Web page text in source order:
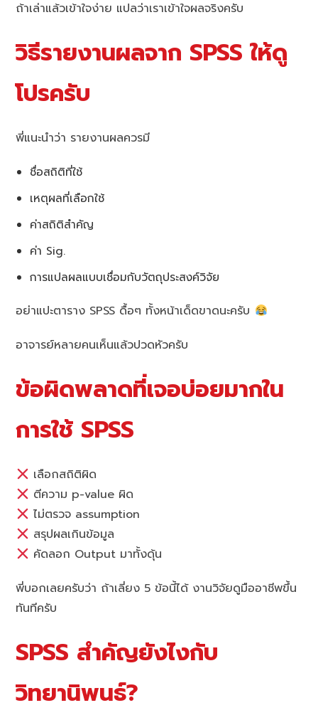
ถ้าเล่าแล้วเข้าใจง่าย แปลว่าเราเข้าใจผลจริงครับ
วิธีรายงานผลจาก SPSS ให้ดู
โปรครับ
พี่แนะนำว่า รายงานผลควรมี
ชื่อสถิติที่ใช้
เหตุผลที่เลือกใช้
ค่าสถิติสำคัญ
ค่า Sig.
การแปลผลแบบเชื่อมกับวัตถุประสงค์วิจัย
อย่าแปะตาราง SPSS ดื้อๆ ทั้งหน้าเด็ดขาดนะครับ
อาจารย์หลายคนเห็นแล้วปวดหัวครับ
ข้อผิดพลาดที่เจอบ่อยมากใน
การใช้ SPSS
เลือกสถิติผิด
ตีความ p-value ผิด
ไม่ตรวจ assumption
สรุปผลเกินข้อมูล
คัดลอก Output มาทั้งดุ้น
พี่บอกเลยครับว่า ถ้าเลี่ยง 5 ข้อนี้ได้ งานวิจัยดูมืออาชีพขึ้น
ทันทีครับ
SPSS สำคัญยังไงกับ
วิทยานิพนธ์?